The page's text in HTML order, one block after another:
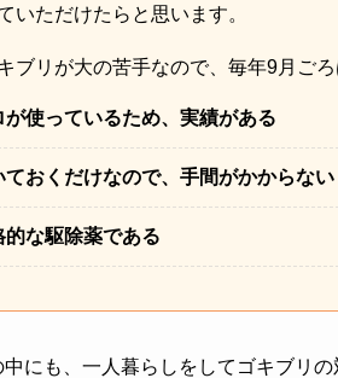
いただけたらと思います。
ブリが大の苦手なので、毎年9月ごろ
が使っているため、実績がある
ておくだけなので、手間がかからない
的な駆除薬である
にも、一人暮らしをしてゴキブリの